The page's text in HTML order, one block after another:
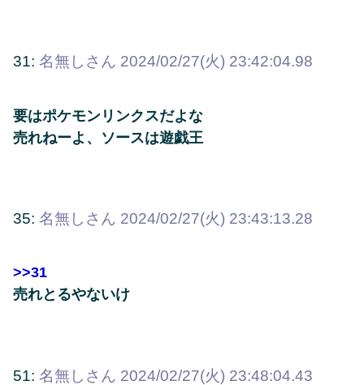
31: 名無しさん 2024/02/27(火) 23:42:04.98
要はポケモンリンクスだよな
売れねーよ、ソースは遊戯王
35: 名無しさん 2024/02/27(火) 23:43:13.28
>>31
売れとるやないけ
51: 名無しさん 2024/02/27(火) 23:48:04.43